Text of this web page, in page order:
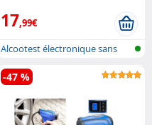
17,99€
Alcootest électronique sans
contact..
-47 %